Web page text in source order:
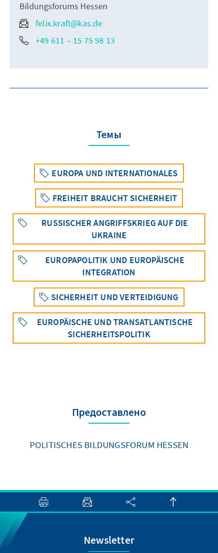
Bildungsforums Hessen
felix.kraft@kas.de
+49 611 – 15 75 98 13
Темы
EUROPA UND INTERNATIONALES
FREIHEIT BRAUCHT SICHERHEIT
RUSSISCHER ANGRIFFSKRIEG AUF DIE
UKRAINE
EUROPAPOLITIK UND EUROPÄISCHE
INTEGRATION
SICHERHEIT UND VERTEIDIGUNG
EUROPÄISCHE UND TRANSATLANTISCHE
SICHERHEITSPOLITIK
Предоставлено
POLITISCHES BILDUNGSFORUM HESSEN
Newsletter